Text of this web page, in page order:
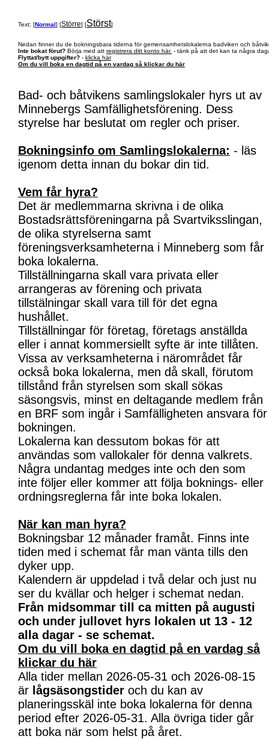
Text: [Normal] [Större] [Störst]
Nedan finner du de bokningsbara tiderna för gemensamhetslokalerna badviken och
Inte bokat förut? Börja med att registrera ditt konto här. - tänk på att det kan ta några
Flyttat/bytt uppgifter? - klicka här
Om du vill boka en dagtid på en vardag så klickar du här
Bad- och båtvikens samlingslokaler hyrs ut av
Minnebergs Samfällighetsförening. Dess
styrelse har beslutat om regler och priser.
Bokningsinfo om Samlingslokalerna: - läs
igenom detta innan du bokar din tid.
Vem får hyra?
Det är medlemmarna skrivna i de olika
Bostadsrättsföreningarna på Svartviksslingan,
de olika styrelserna samt
föreningsverksamheterna i Minneberg som får
boka lokalerna.
Tillställningarna skall vara privata eller
arrangeras av förening och privata
tillstälningar skall vara till för det egna
hushållet.
Tillställningar för företag, företags anställda
eller i annat kommersiellt syfte är inte tillåten.
Vissa av verksamheterna i närområdet får
också boka lokalerna, men då skall, förutom
tillstånd från styrelsen som skall sökas
säsongsvis, minst en deltagande medlem från
en BRF som ingår i Samfälligheten ansvara för
bokningen.
Lokalerna kan dessutom bokas för att
användas som vallokaler för denna valkrets.
Några undantag medges inte och den som
inte följer eller kommer att följa boknings- eller
ordningsreglerna får inte boka lokalen.
När kan man hyra?
Bokningsbar 12 månader framåt. Finns inte
tiden med i schemat får man vänta tills den
dyker upp.
Kalendern är uppdelad i två delar och just nu
ser du kvällar och helger i schemat nedan.
Från midsommar till ca mitten på augusti
och under jullovet hyrs lokalen ut 13 - 12
alla dagar - se schemat.
Om du vill boka en dagtid på en vardag så
klickar du här
Alla tider mellan 2026-05-31 och 2026-08-15
är lågsäsongstider och du kan av
planeringsskäl inte boka lokalerna för denna
period efter 2026-05-31. Alla övriga tider går
att boka när som helst på året.